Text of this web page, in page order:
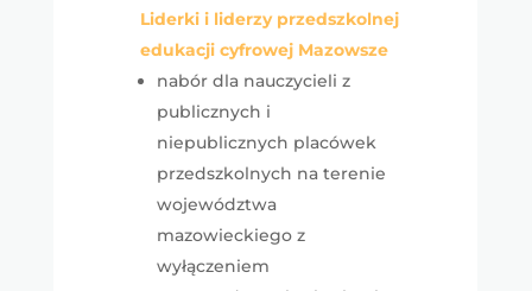
Liderki i liderzy przedszkolnej
edukacji cyfrowej Mazowsze
nabór dla nauczycieli z
publicznych i
niepublicznych placówek
przedszkolnych na terenie
województwa
mazowieckiego z
wyłączeniem